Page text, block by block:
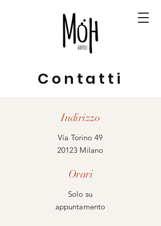
Contatti
Indirizzo
Via Torino 49
20123 Milano
Orari
Solo su
appuntamento